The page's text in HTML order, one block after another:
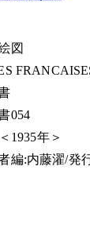
図
054
1935年＞
編:内藤濯/発